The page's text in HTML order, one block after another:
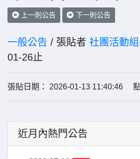
上一則公告 下一則公告
一般公告 / 張貼者 社團活動
01-26止
張貼日期： 2026-01-13 11:40:46 點
近月內熱門公告